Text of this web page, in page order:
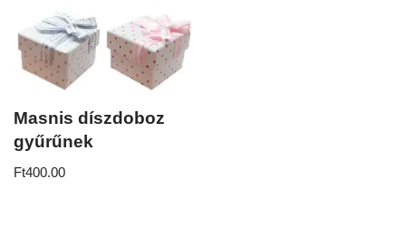
Masnis díszdoboz
gyűrűnek
Ft400.00